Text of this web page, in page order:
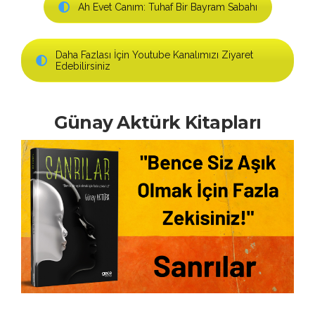
Ah Evet Canım: Tuhaf Bir Bayram Sabahı
Daha Fazlası İçin Youtube Kanalımızı Ziyaret
Edebilirsiniz
Günay Aktürk Kitapları